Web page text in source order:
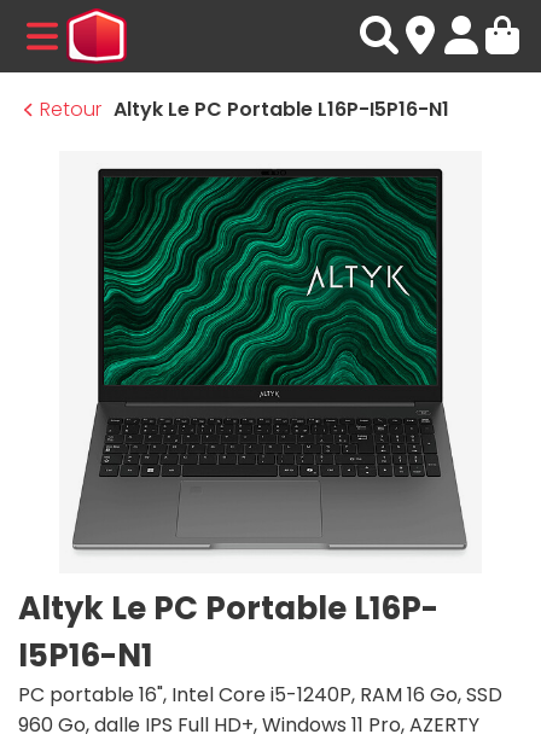
MENU
Retour Altyk Le PC Portable L16P-I5P16-N1
Altyk Le PC Portable L16P-
I5P16-N1
PC portable 16", Intel Core i5-1240P, RAM 16 Go, SSD
960 Go, dalle IPS Full HD+, Windows 11 Pro, AZERTY